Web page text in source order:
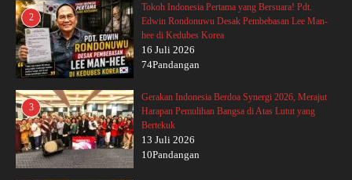
2
Tokoh Indonesia Pertama yang Bersuara! Pdt.
Edwin Rondonuwu Desak Pembebasan Lee Man-
hee di Kedubes Korea
16 Juli 2026
74Pandangan
3
Gerakan Indonesia Berdoa Synergi 2026, Merajut
Harapan Pemulihan Bangsa di Atas Lutut yang
Bertekuk
13 Juli 2026
10Pandangan